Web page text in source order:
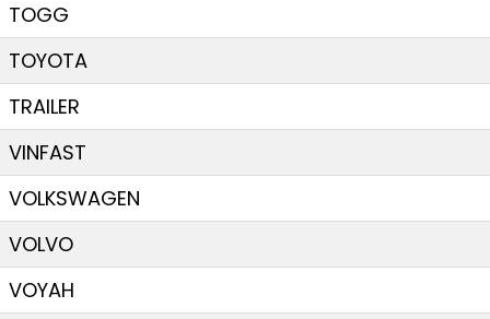
TOGG
TOYOTA
TRAILER
VINFAST
VOLKSWAGEN
VOLVO
VOYAH